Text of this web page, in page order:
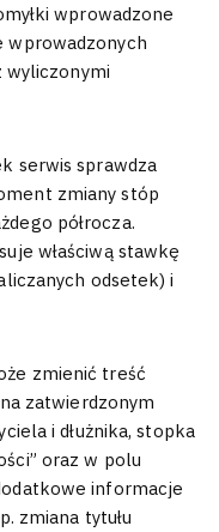
wprowadzone
wprowadzonych
serwis sprawdza
zmiany stóp
półrocza.
właściwą stawkę
odsetek) i
zmienić treść
zatwierdzonym
i dłużnika, stopka
oraz w polu
informacje
zmiana tytułu